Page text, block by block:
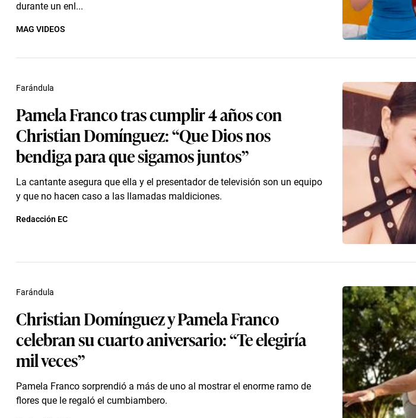
durante un enl...
MAG VIDEOS
Pamela Franco tras cumplir 4 años con
Christian Domínguez: “Que Dios nos
bendiga para que sigamos juntos”
La cantante asegura que ella y el presentador de televisión son un equipo
y que no hacen caso a las llamadas maldiciones.
Farándula
Redacción EC
Christian Domínguez y Pamela Franco
celebran su cuarto aniversario: “Te elegiría
mil veces”
Pamela Franco sorprendió a más de uno al mostrar el enorme ramo de
flores que le regaló el cumbiambero.
Farándula